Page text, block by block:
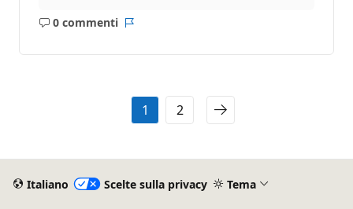
0 commenti
Nessun
1 2
Italiano Scelte sulla privacy Tema